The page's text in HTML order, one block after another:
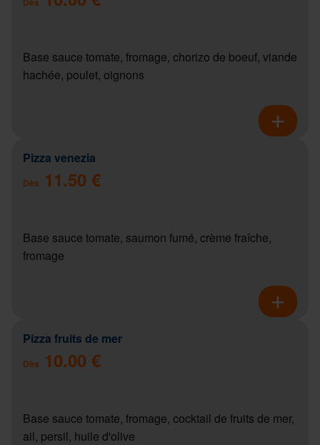
Base sauce tomate, fromage, chorizo de boeuf, viande
hachée, poulet, oignons
Pizza venezia
Dès 11.50 €
Base sauce tomate, saumon fumé, crème fraîche,
fromage
Pizza fruits de mer
Dès 10.00 €
Base sauce tomate, fromage, cocktail de fruits de mer,
ail, persil, huile d'olive